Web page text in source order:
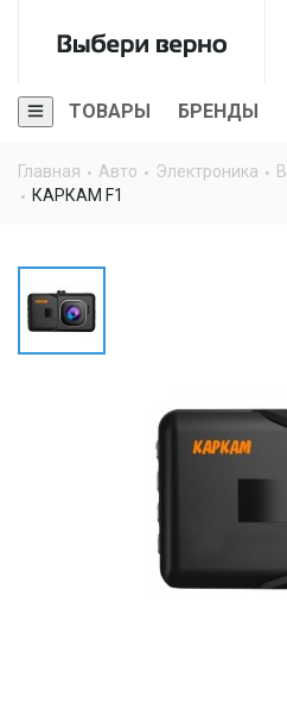
ТОВАРЫ БРЕНДЫ
Главная Авто Электроника
КАРКАМ F1